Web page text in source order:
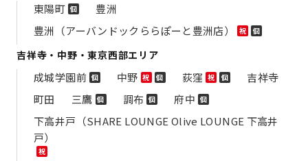
東陽町 個
豊洲
豊洲（アーバンドックららぽーと豊洲店）
祝 個
吉祥寺・中野・東京西部エリア
成城学園前 個 中野 祝 個 荻窪 祝 個
吉祥寺
町田
三鷹 個 調布 個 府中 個
下高井戸（SHARE LOUNGE Olive LOUNGE 下高井
戸）
祝